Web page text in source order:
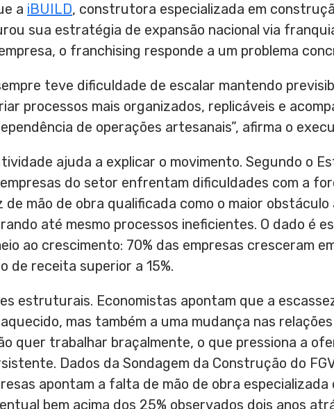
a iBUILD, construtora especializada em
sua estratégia de expansão nacional via
o franchising responde a um problema
teve dificuldade de escalar mantendo
processos mais organizados, replicáveis e
de operações artesanais”, afirma o
ajuda a explicar o movimento. Segundo o
do setor enfrentam dificuldades com a
de mão de obra qualificada como o maior
até mesmo processos ineficientes. O dado é
ao crescimento: 70% das empresas cresceram
de receita superior a 15%.
estruturais. Economistas apontam que a
mas também a uma mudança nas
quer trabalhar braçalmente, o que pressiona a
Dados da Sondagem da Construção do
apontam a falta de mão de obra
bem acima dos 25% observados dois anos